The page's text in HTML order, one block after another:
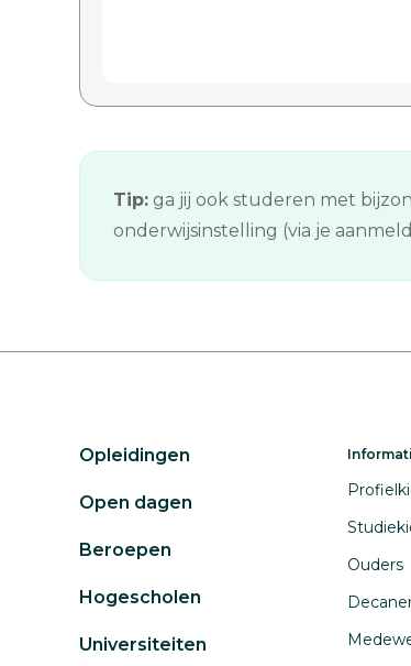
Tip: ga jij ook studeren met
onderwijsinstelling (via je
Opleidingen
Open dagen
Beroepen
Hogescholen
Universiteiten
Ouders